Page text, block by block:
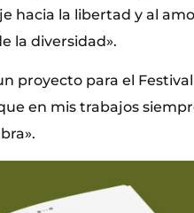
hacia la libertad y al
la diversidad».
proyecto para el
en mis trabajos